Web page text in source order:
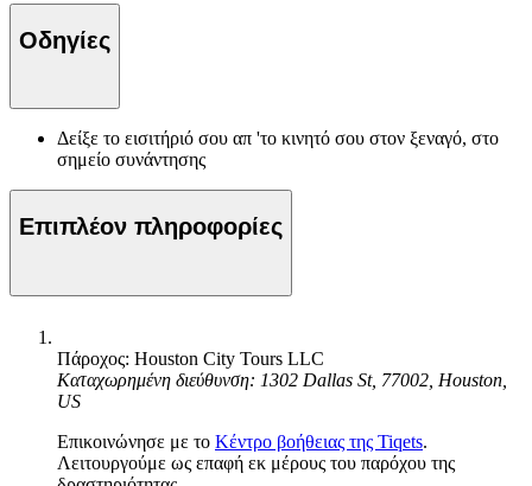
Οδηγίες
Δείξε το εισιτήριό σου απ 'το κινητό σου στον ξεναγό, στο
σημείο συνάντησης
Επιπλέον πληροφορίες
Πάροχος: Houston City Tours LLC
Καταχωρημένη διεύθυνση: 1302 Dallas St, 77002, Houston,
US
Επικοινώνησε με το Κέντρο βοήθειας της Tiqets.
Λειτουργούμε ως επαφή εκ μέρους του παρόχου της